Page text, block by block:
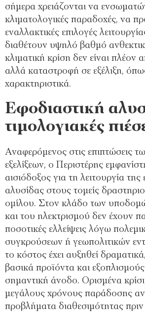
σήμερα χρειάζονται να
κλιματολογικές παραδοχές, να
εναλλακτικές επιλογές
διαθέτουν υψηλό βαθμό
κλιματική κρίση δεν είναι πλέον
αλλά καταστροφή σε εξέλιξη,
χαρακτηριστικά.
Εφοδιαστική
τιμολογιακές
Αναφερόμενος στις επιπτώσεις
εξελίξεων, ο Περιστέρης
αισιόδοξος για τη λειτουργία της
αλυσίδας στους τομείς
ομίλου. Στον κλάδο των
και του ηλεκτρισμού δεν έχουν
ποσοτικές ελλείψεις λόγω
συγκρούσεων ή γεωπολιτικών
το κόστος έχει αυξηθεί
βασικά προϊόντα και
σημαντική άνοδο. Ορισμένα
μεγάλους χρόνους παράδοσης
προβλήματα διαθεσιμότητας πριν